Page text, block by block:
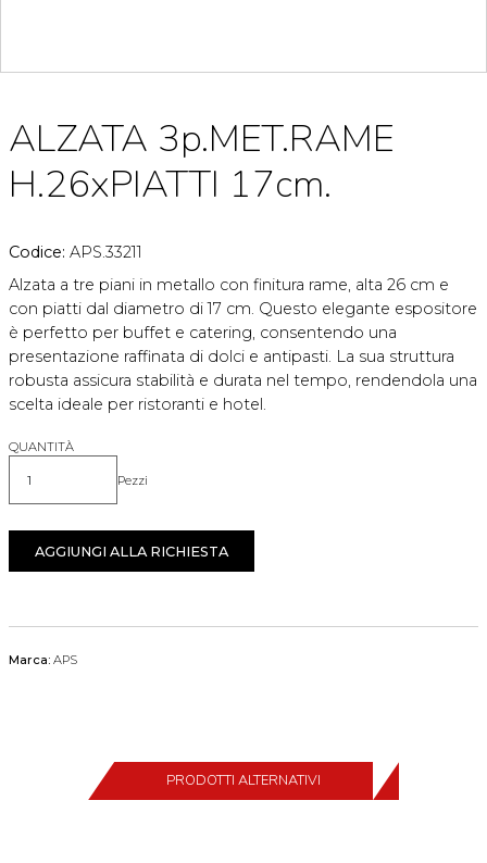
ALZATA 3p.MET.RAME
H.26xPIATTI 17cm.
Codice: APS.33211
Alzata a tre piani in metallo con finitura rame, alta 26 cm e
con piatti dal diametro di 17 cm. Questo elegante espositore
è perfetto per buffet e catering, consentendo una
presentazione raffinata di dolci e antipasti. La sua struttura
robusta assicura stabilità e durata nel tempo, rendendola una
scelta ideale per ristoranti e hotel.
QUANTITÀ
Quantità Pezzi
AGGIUNGI ALLA RICHIESTA
Marca: APS
PRODOTTI ALTERNATIVI